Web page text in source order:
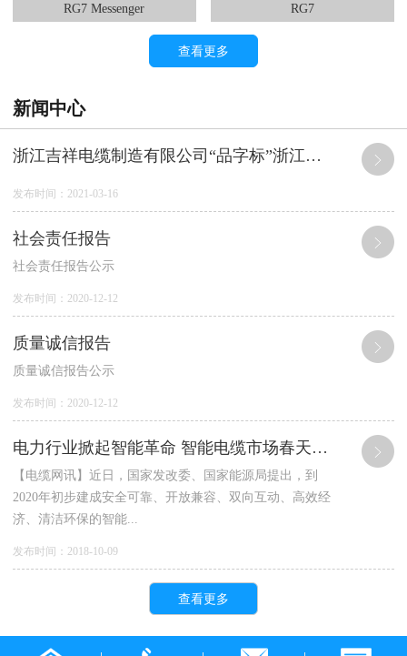
RG7 Messenger RG7
查看更多
新闻中心
浙江吉祥电缆制造有限公司“品字标”浙江制造产品 质量及服务承诺
发布时间：2021-03-16
社会责任报告
社会责任报告公示
发布时间：2020-12-12
质量诚信报告
质量诚信报告公示
发布时间：2020-12-12
电力行业掀起智能革命 智能电缆市场春天来临
【电缆网讯】近日，国家发改委、国家能源局提出，到
2020年初步建成安全可靠、开放兼容、双向互动、高效经
济、清洁环保的智能...
发布时间：2018-10-09
查看更多